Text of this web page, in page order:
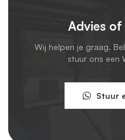
Advies
Wij helpen je graag.
stuur ons een
Stuur